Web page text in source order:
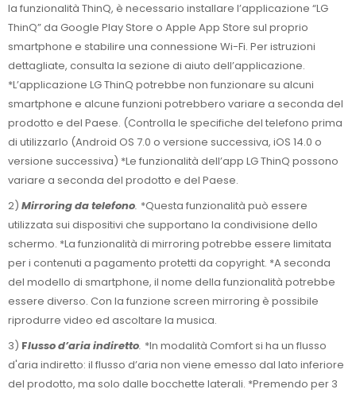
la funzionalità ThinQ, è necessario installare l’applicazione “LG
ThinQ” da Google Play Store o Apple App Store sul proprio
smartphone e stabilire una connessione Wi-Fi. Per istruzioni
dettagliate, consulta la sezione di aiuto dell’applicazione.
*L’applicazione LG ThinQ potrebbe non funzionare su alcuni
smartphone e alcune funzioni potrebbero variare a seconda del
prodotto e del Paese. (Controlla le specifiche del telefono prima
di utilizzarlo (Android OS 7.0 o versione successiva, iOS 14.0 o
versione successiva) *Le funzionalità dell’app LG ThinQ possono
variare a seconda del prodotto e del Paese.
2) Mirroring da telefono. *Questa funzionalità può essere
utilizzata sui dispositivi che supportano la condivisione dello
schermo. *La funzionalità di mirroring potrebbe essere limitata
per i contenuti a pagamento protetti da copyright. *A seconda
del modello di smartphone, il nome della funzionalità potrebbe
essere diverso. Con la funzione screen mirroring è possibile
riprodurre video ed ascoltare la musica.
3) Flusso d’aria indiretto. *In modalità Comfort si ha un flusso
d'aria indiretto: il flusso d’aria non viene emesso dal lato inferiore
del prodotto, ma solo dalle bocchette laterali. *Premendo per 3